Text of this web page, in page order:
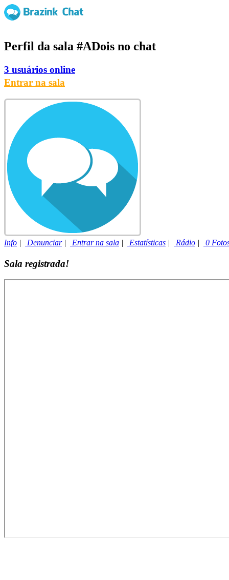
Perfil da sala #ADois no chat
3 usuários online
Entrar na sala
Info | Denunciar| Entrar na sala | Estatísticas | Rádio | 0
Sala registrada!